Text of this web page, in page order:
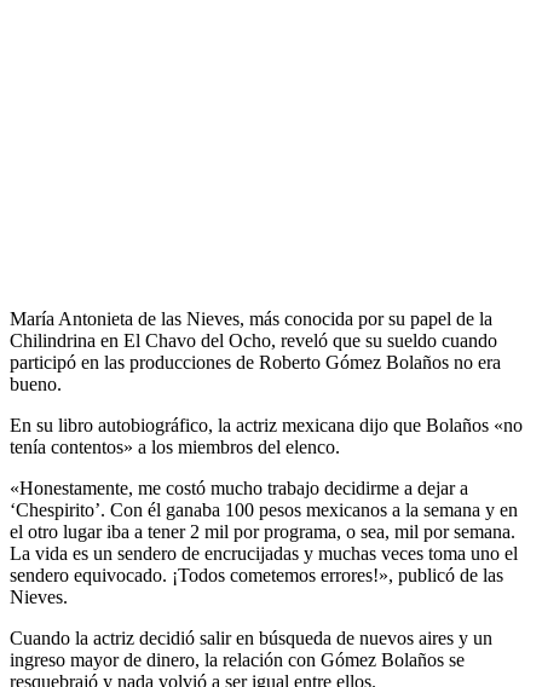
María Antonieta de las Nieves, más conocida por su papel de la
Chilindrina en El Chavo del Ocho, reveló que su sueldo cuando
participó en las producciones de Roberto Gómez Bolaños no era
bueno.
En su libro autobiográfico, la actriz mexicana dijo que Bolaños «no
tenía contentos» a los miembros del elenco.
«Honestamente, me costó mucho trabajo decidirme a dejar a
‘Chespirito’. Con él ganaba 100 pesos mexicanos a la semana y en
el otro lugar iba a tener 2 mil por programa, o sea, mil por semana.
La vida es un sendero de encrucijadas y muchas veces toma uno el
sendero equivocado. ¡Todos cometemos errores!», publicó de las
Nieves.
Cuando la actriz decidió salir en búsqueda de nuevos aires y un
ingreso mayor de dinero, la relación con Gómez Bolaños se
resquebrajó y nada volvió a ser igual entre ellos.